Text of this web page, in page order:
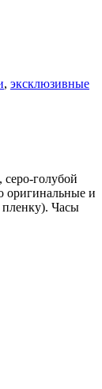
, эксклюзивные
голубой
оригинальные и
пленку). Часы